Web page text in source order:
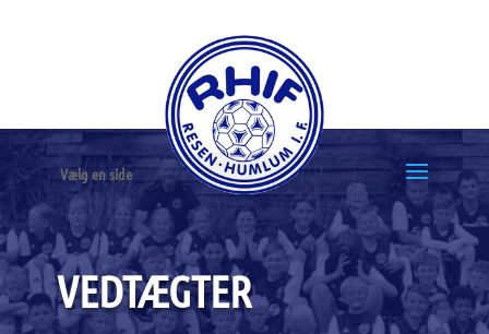
Vælg en side
VEDTÆGTER